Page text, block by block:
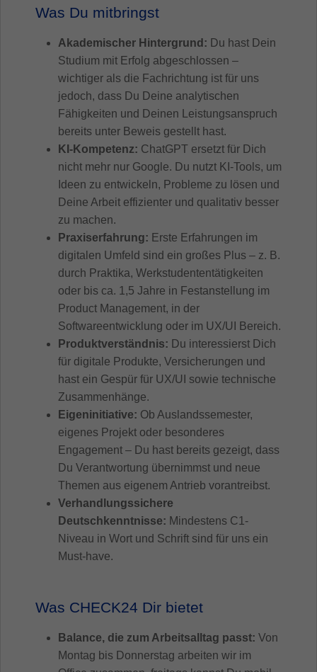
Was Du mitbringst
Akademischer Hintergrund: Du hast Dein
Studium mit Erfolg abgeschlossen –
wichtiger als die Fachrichtung ist für uns
jedoch, dass Du Deine analytischen
Fähigkeiten und Deinen Leistungsanspruch
bereits unter Beweis gestellt hast.
KI-Kompetenz: ChatGPT ersetzt für Dich
nicht mehr nur Google. Du nutzt KI-Tools, um
Ideen zu entwickeln, Probleme zu lösen und
Deine Arbeit effizienter und qualitativ besser
zu machen.
Praxiserfahrung: Erste Erfahrungen im
digitalen Umfeld sind ein großes Plus – z. B.
durch Praktika, Werkstudententätigkeiten
oder bis ca. 1,5 Jahre in Festanstellung im
Product Management, in der
Softwareentwicklung oder im UX/UI Bereich.
Produktverständnis: Du interessierst Dich
für digitale Produkte, Versicherungen und
hast ein Gespür für UX/UI sowie technische
Zusammenhänge.
Eigeninitiative: Ob Auslandssemester,
eigenes Projekt oder besonderes
Engagement – Du hast bereits gezeigt, dass
Du Verantwortung übernimmst und neue
Themen aus eigenem Antrieb vorantreibst.
Verhandlungssichere
Deutschkenntnisse: Mindestens C1-
Niveau in Wort und Schrift sind für uns ein
Must-have.
Was CHECK24 Dir bietet
Balance, die zum Arbeitsalltag passt: Von
Montag bis Donnerstag arbeiten wir im